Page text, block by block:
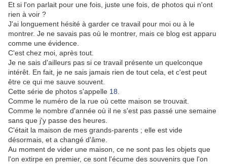
Et si l'on parlait pour une fois, juste une fois, de photos qui n'ont
rien à voir ?
J'ai longuement hésité à garder ce travail pour moi ou à le
montrer. Je ne savais pas où le montrer, mais ce blog est apparu
comme une évidence.
C'est chez moi, après tout.
Je ne sais d'ailleurs pas si ce travail présente un quelconque
intérêt. En fait, je ne sais jamais rien de tout cela, et c'est peut
être ce qui me sauve souvent.
Cette série de photos s'appelle 18
Comme le numéro de la rue où cette maison se trouvait.
Comme le nombre d'année où il ne s'est pas passé une semaine
sans que j'y passe des heures.
C'était la maison de mes grands-parents ; elle est vide
désormais, et a changé d'âme.
Au moment de vider une maison, ce ne sont pas les objets que
l'on extirpe en premier, ce sont l'écume des souvenirs que l'on